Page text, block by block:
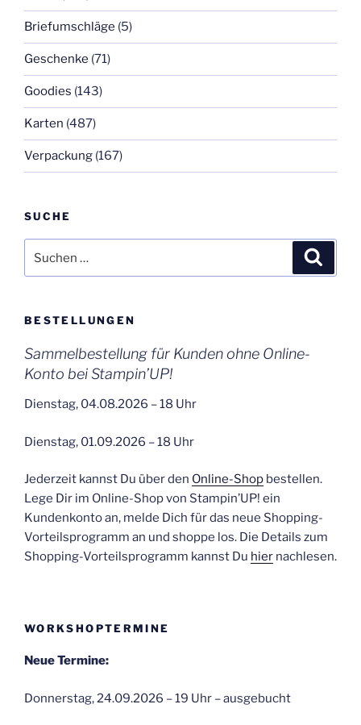
Briefumschläge (5)
Geschenke (71)
Goodies (143)
Karten (487)
Verpackung (167)
SUCHE
nach:
BESTELLUNGEN
Sammelbestellung für Kunden ohne Online-
Konto bei Stampin’UP!
Dienstag, 04.08.2026 – 18 Uhr
Dienstag, 01.09.2026 – 18 Uhr
Jederzeit kannst Du über den Online-Shop bestellen.
Lege Dir im Online-Shop von Stampin’UP! ein
Kundenkonto an, melde Dich für das neue Shopping-
Vorteilsprogramm an und shoppe los. Die Details zum
Shopping-Vorteilsprogramm kannst Du hier nachlesen.
WORKSHOPTERMINE
Neue Termine:
Donnerstag, 24.09.2026 – 19 Uhr – ausgebucht